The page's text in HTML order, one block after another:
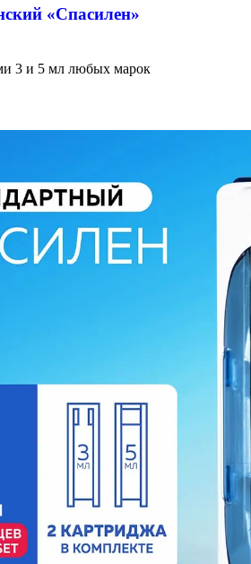
«Спасилен»
3 и 5 мл любых марок